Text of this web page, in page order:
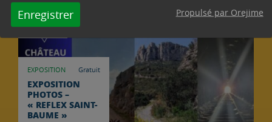
Enregistrer Propulsé par Orejime
8 Août
29 Août
EXPOSITION Gratuit
EXPOSITION
PHOTOS –
« REFLEX SAINT-
BAUME »